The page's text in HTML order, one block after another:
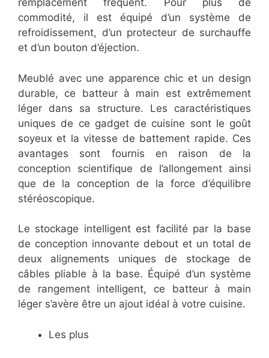
remplacement fréquent. Pour plus de
commodité, il est équipé d’un système de
refroidissement, d’un protecteur de surchauffe
et d’un bouton d’éjection.
Meublé avec une apparence chic et un design
durable, ce batteur à main est extrêmement
léger dans sa structure. Les caractéristiques
uniques de ce gadget de cuisine sont le goût
soyeux et la vitesse de battement rapide. Ces
avantages sont fournis en raison de la
conception scientifique de l’allongement ainsi
que de la conception de la force d’équilibre
stéréoscopique.
Le stockage intelligent est facilité par la base
de conception innovante debout et un total de
deux alignements uniques de stockage de
câbles pliable à la base. Équipé d’un système
de rangement intelligent, ce batteur à main
léger s’avère être un ajout idéal à votre cuisine.
Les plus